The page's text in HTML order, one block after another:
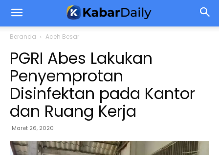
Beranda Aceh Besar
PGRI Abes Lakukan
Penyemprotan
Disinfektan pada Kantor
dan Ruang Kerja
Maret 26, 2020